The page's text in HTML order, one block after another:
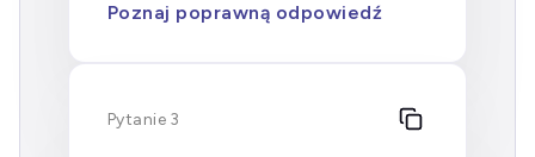
Poznaj poprawną odpowiedź
Pytanie 3